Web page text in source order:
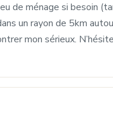
de ménage si besoin
un rayon de 5km
mon sérieux.